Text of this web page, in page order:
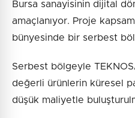
Bursa sanayisinin dijital
amaçlanıyor. Proje
bünyesinde bir serbest
Serbest bölgeyle
değerli ürünlerin küresel
düşük maliyetle